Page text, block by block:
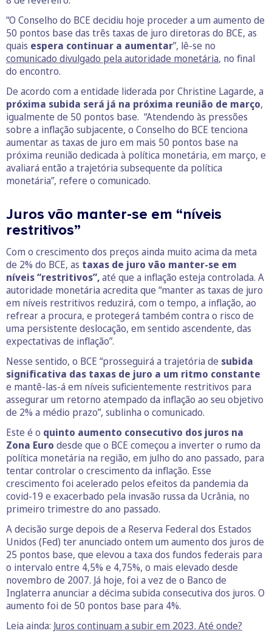
“O Conselho do BCE decidiu hoje proceder a um aumento de
50 pontos base das três taxas de juro diretoras do BCE, as
quais espera continuar a aumentar”, lê-se no
comunicado divulgado pela autoridade monetária, no final
do encontro.
De acordo com a entidade liderada por Christine Lagarde, a
próxima subida será já na próxima reunião de março,
igualmente de 50 pontos base. “Atendendo às pressões
sobre a inflação subjacente, o Conselho do BCE tenciona
aumentar as taxas de juro em mais 50 pontos base na
próxima reunião dedicada à política monetária, em março, e
avaliará então a trajetória subsequente da política
monetária”, refere o comunicado.
Juros vão manter-se em “níveis
restritivos”
Com o crescimento dos preços ainda muito acima da meta
de 2% do BCE, as taxas de juro vão manter-se em
níveis “restritivos”,até que a inflação esteja controlada. A
autoridade monetária acredita que “manter as taxas de juro
em níveis restritivos reduzirá, com o tempo, a inflação, ao
refrear a procura, e protegerá também contra o risco de
uma persistente deslocação, em sentido ascendente, das
expectativas de inflação”.
Nesse sentido, o BCE “prosseguirá a trajetória de subida
significativa das taxas de juro a um ritmo constante
e mantê‑las‑á em níveis suficientemente restritivos para
assegurar um retorno atempado da inflação ao seu objetivo
de 2% a médio prazo”, sublinha o comunicado.
Este é o quinto aumento consecutivo dos juros na
Zona Euro desde que o BCE começou a inverter o rumo da
política monetária na região, em julho do ano passado, para
tentar controlar o crescimento da inflação. Esse
crescimento foi acelerado pelos efeitos da pandemia da
covid-19 e exacerbado pela invasão russa da Ucrânia, no
primeiro trimestre do ano passado.
A decisão surge depois de a Reserva Federal dos Estados
Unidos (Fed) ter anunciado ontem um aumento dos juros de
25 pontos base, que elevou a taxa dos fundos federais para
o intervalo entre 4,5% e 4,75%, o mais elevado desde
novembro de 2007. Já hoje, foi a vez de o Banco de
Inglaterra anunciar a décima subida consecutiva dos juros. O
aumento foi de 50 pontos base para 4%.
Leia ainda: Juros continuam a subir em 2023. Até onde?